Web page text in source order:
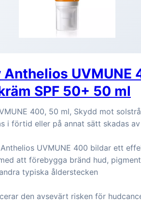
Anthelios UVMUNE
SPF 50+ 50 ml
400, 50 ml, Skydd mot
i förtid eller på annat sätt skadas
UVMUNE 400 bildar ett
att förebygga bränd hud,
typiska ålderstecken
den avsevärt risken för